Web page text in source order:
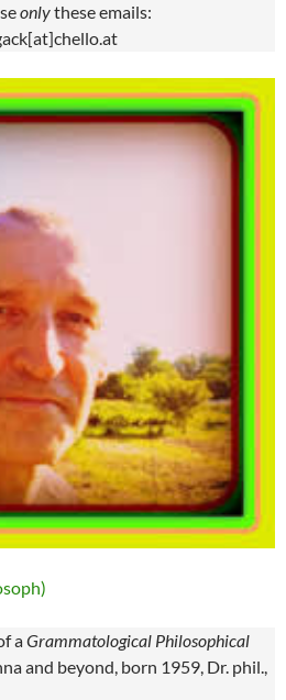
onlythese emails:
aGrammatological Philosophical
and beyond, born 1959, Dr. phil.,